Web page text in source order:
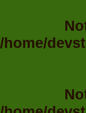
/home/